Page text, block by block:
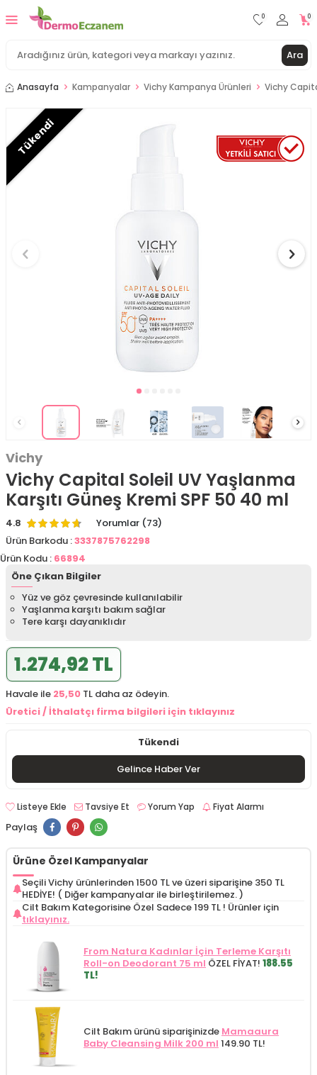
Ara
0 0
Anasayfa Kampanyalar Vichy Kampanya Ürünleri Vichy
Tükendi
Vichy
Vichy Capital Soleil UV Yaşlanma
Karşıtı Güneş Kremi SPF 50 40 ml
4.8
Yorumlar (73)
Ürün Barkodu :3337875762298
Ürün Kodu : 66894
Öne Çıkan Bilgiler
Yüz ve göz çevresinde kullanılabilir
Yaşlanma karşıtı bakım sağlar
Tere karşı dayanıklıdır
1.274,92 TL
Havale ile 25,50 TL daha az ödeyin.
Üretici / İthalatçı firma bilgileri için tıklayınız
Tükendi
Gelince Haber Ver
Listeye Ekle Tavsiye Et Yorum Yap Fiyat Alarmı
Paylaş
Ürüne Özel Kampanyalar
Seçili Vichy ürünlerinden 1500 TL ve üzeri siparişine 350 TL
HEDİYE! ( Diğer kampanyalar ile birleştirilemez. )
Cilt Bakım Kategorisine Özel Sadece 199 TL ! Ürünler için
tıklayınız.
From Natura Kadınlar İçin Terleme Karşıtı
Roll-on Deodorant 75 ml ÖZEL FİYAT! 188.55
TL!
Cilt Bakım ürünü siparişinizde Mamaaura
Baby Cleansing Milk 200 ml 149.90 TL!